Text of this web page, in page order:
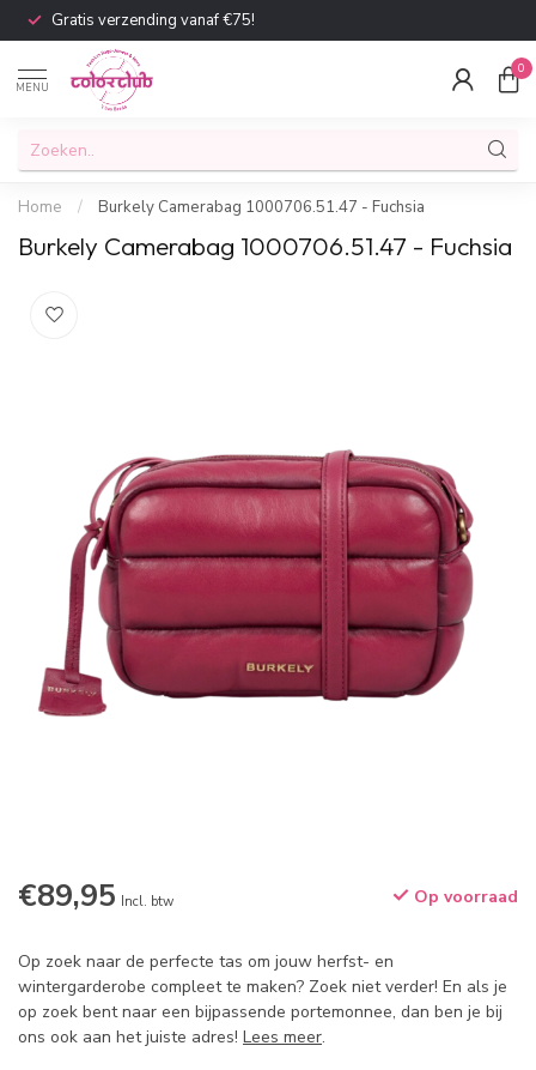
Gratis verzending vanaf €75!
MENU
0
Home / Burkely Camerabag 1000706.51.47 - Fuchsia
Burkely Camerabag 1000706.51.47 - Fuchsia
€89,95 Incl. btw Op voorraad
Op zoek naar de perfecte tas om jouw herfst- en
wintergarderobe compleet te maken? Zoek niet verder! En als je
op zoek bent naar een bijpassende portemonnee, dan ben je bij
ons ook aan het juiste adres! Lees meer.